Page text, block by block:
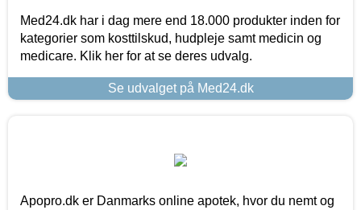
Med24.dk har i dag mere end 18.000 produkter inden for
kategorier som kosttilskud, hudpleje samt medicin og
medicare. Klik her for at se deres udvalg.
Se udvalget på Med24.dk
Apopro.dk er Danmarks online apotek, hvor du nemt og